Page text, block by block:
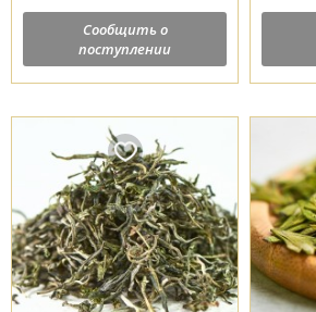
Сообщить о
поступлении